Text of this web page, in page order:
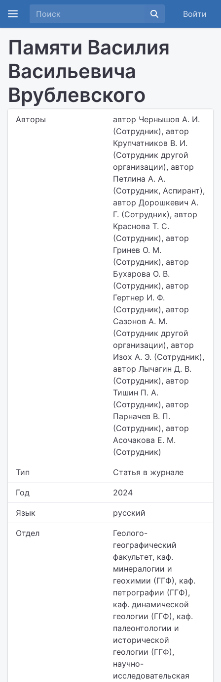
Войти
Памяти Василия
Васильевича
Врублевского
Авторы
автор Чернышов А. И.
(Сотрудник), автор
Крупчатников В. И.
(Сотрудник другой
организации), автор
Петлина А. А.
(Сотрудник, Аспирант),
автор Дорошкевич А.
Г. (Сотрудник), автор
Краснова Т. С.
(Сотрудник), автор
Гринев О. М.
(Сотрудник), автор
Бухарова О. В.
(Сотрудник), автор
Гертнер И. Ф.
(Сотрудник), автор
Сазонов А. М.
(Сотрудник другой
организации), автор
Изох А. Э. (Сотрудник),
автор Лычагин Д. В.
(Сотрудник), автор
Тишин П. А.
(Сотрудник), автор
Парначев В. П.
(Сотрудник), автор
Асочакова Е. М.
(Сотрудник)
Тип Статья в журнале
Год 2024
Язык русский
Отдел
Геолого-
географический
факультет, каф.
минералогии и
геохимии (ГГФ), каф.
петрографии (ГГФ),
каф. динамической
геологии (ГГФ), каф.
палеонтологии и
исторической
геологии (ГГФ),
научно-
исследовательская